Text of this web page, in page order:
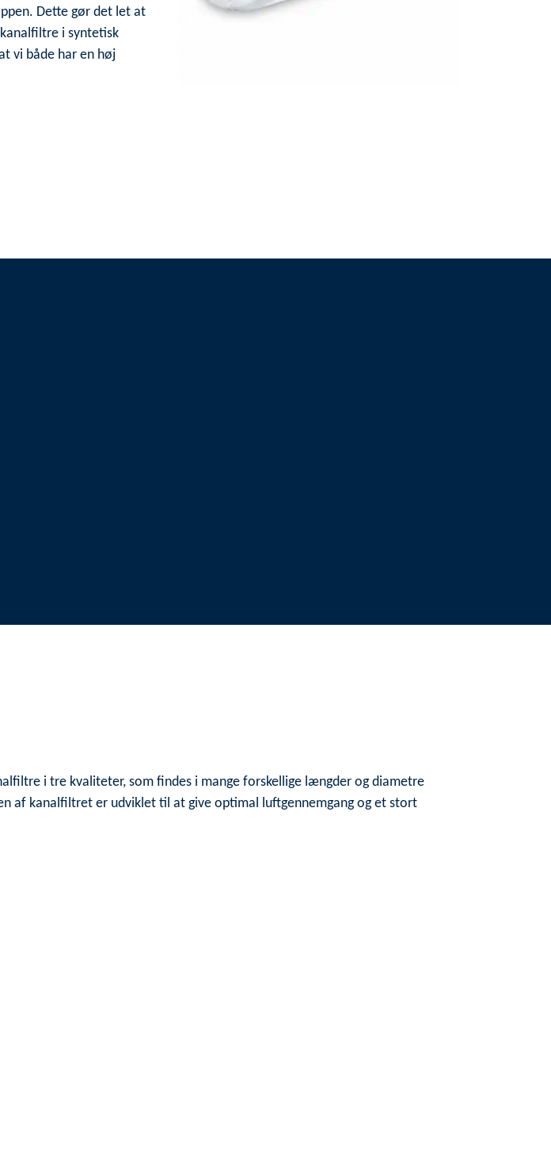
Dette gør det let at
i syntetisk
vi både har en høj
i tre kvaliteter, som findes i mange forskellige længder og diametre
af kanalfiltret er udviklet til at give optimal luftgennemgang og et stort